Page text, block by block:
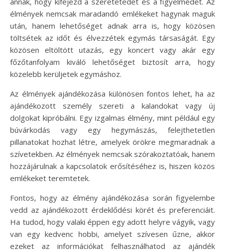
élmények nemcsak maradandó emlékeket hagynak maguk
után, hanem lehetőséget adnak arra is, hogy közösen
töltsétek az időt és élvezzétek egymás társaságát. Egy
közösen eltöltött utazás, egy koncert vagy akár egy
főzőtanfolyam kiváló lehetőséget biztosít arra, hogy
közelebb kerüljetek egymáshoz.
Az élmények ajándékozása különösen fontos lehet, ha az
ajándékozott személy szereti a kalandokat vagy új
dolgokat kipróbálni. Egy izgalmas élmény, mint például egy
búvárkodás vagy egy hegymászás, felejthetetlen
pillanatokat hozhat létre, amelyek örökre megmaradnak a
szívetekben. Az élmények nemcsak szórakoztatóak, hanem
hozzájárulnak a kapcsolatok erősítéséhez is, hiszen közös
emlékeket teremtetek.
Fontos, hogy az élmény ajándékozása során figyelembe
vedd az ajándékozott érdeklődési körét és preferenciáit.
Ha tudod, hogy valaki éppen egy adott helyre vágyik, vagy
van egy kedvenc hobbi, amelyet szívesen űzne, akkor
ezeket az információkat felhasználhatod az ajándék